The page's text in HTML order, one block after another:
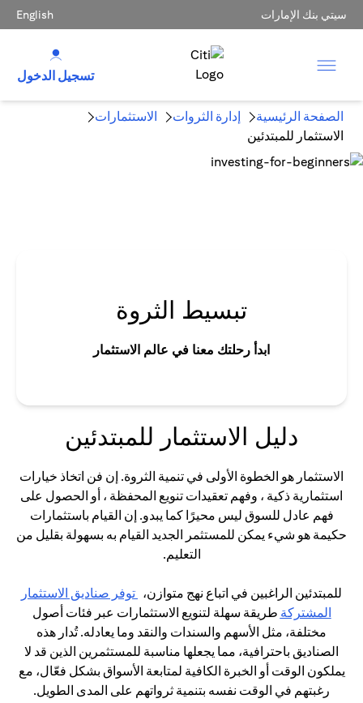
سيتي بنك الإمارات English
تسجيل الدخول
الصفحة الرئيسية إدارة الثروات
الاستثمارات
الاستثمار للمبتدئين
تبسيط الثروة
ابدأ رحلتك معنا في عالم الاستثمار
دليل الاستثمار للمبتدئين
الاستثمار هو الخطوة الأولى في تنمية الثروة. إن فن اتخاذ خيارات
استثمارية ذكية ، وفهم تعقيدات تنويع المحفظة ، أو الحصول على
فهم عادل للسوق ليس محيرًا كما يبدو. إن القيام باستثمارات
حكيمة هو شيء يمكن للمستثمر الجديد القيام به بسهولة بقليل من
التعليم.
للمبتدئين الراغبين في اتباع نهج متوازن، توفر صناديق الاستثمار
المشتركة opens in a new tab
طريقة سهلة لتنويع الاستثمارات عبر فئات أصول
مختلفة، مثل الأسهم والسندات والنقد وما يعادله. تُدار هذه
الصناديق باحترافية، مما يجعلها مناسبة للمستثمرين الذين قد لا
يملكون الوقت أو الخبرة الكافية لمتابعة الأسواق بشكل فعّال، مع
رغبتهم في الوقت نفسه بتنمية ثرواتهم على المدى الطويل.